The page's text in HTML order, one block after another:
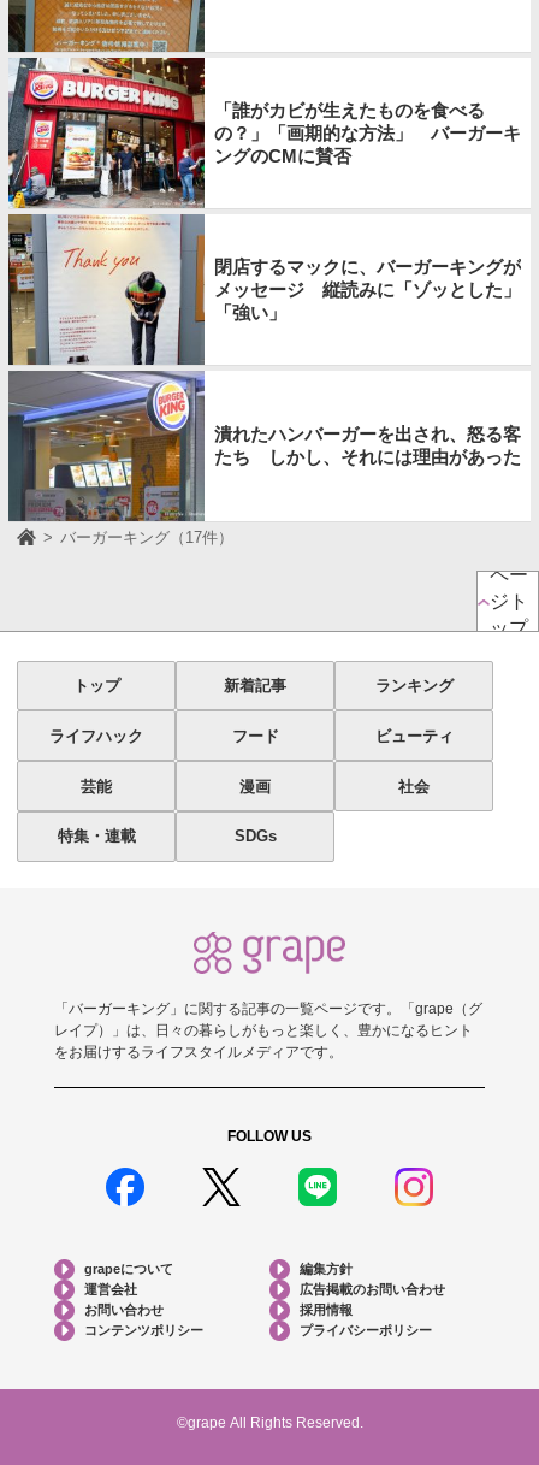
「誰がカビが生えたものを食べる
の？」「画期的な方法」 バーガーキ
ングのCMに賛否
閉店するマックに、バーガーキングが
メッセージ 縦読みに「ゾッとした」
「強い」
潰れたハンバーガーを出され、怒る客
たち しかし、それには理由があった
バーガーキング（17件）
ペー
ジト
ップ
トップ 新着記事 ランキング
ライフハック フード ビューティ
芸能 漫画 社会
特集・連載 SDGs
「バーガーキング」に関する記事の一覧ページです。「grape（グ
レイプ）」は、日々の暮らしがもっと楽しく、豊かになるヒント
をお届けするライフスタイルメディアです。
FOLLOW US
grapeについて
編集方針
運営会社
広告掲載のお問い合わせ
お問い合わせ
採用情報
コンテンツポリシー
プライバシーポリシー
©grape All Rights Reserved.